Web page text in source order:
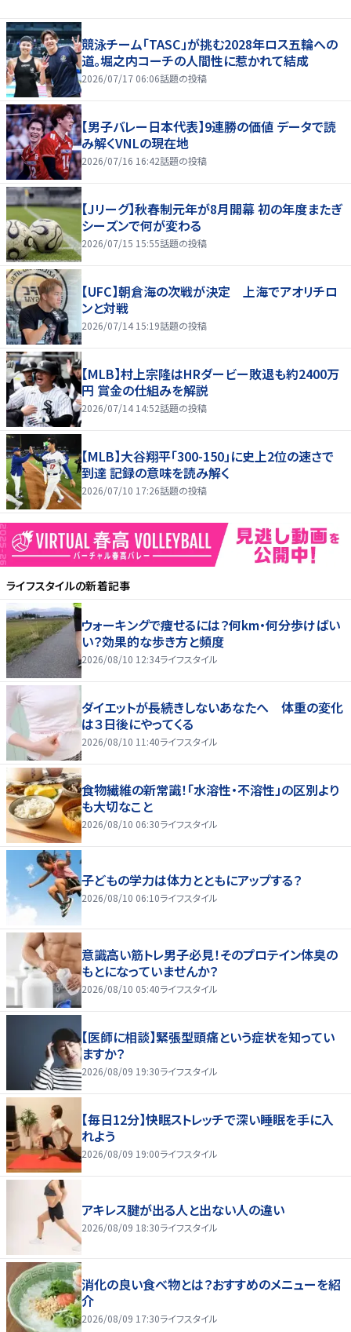
競泳チーム「TASC」が挑む2028年ロス五輪への
道。堀之内コーチの人間性に惹かれて結成
2026/07/17 06:06話題の投稿
【男子バレー日本代表】9連勝の価値 データで読
み解くVNLの現在地
2026/07/16 16:42話題の投稿
【Jリーグ】秋春制元年が8月開幕 初の年度またぎ
シーズンで何が変わる
2026/07/15 15:55話題の投稿
【UFC】朝倉海の次戦が決定 上海でアオリチロ
ンと対戦
2026/07/14 15:19話題の投稿
【MLB】村上宗隆はHRダービー敗退も約2400万
円 賞金の仕組みを解説
2026/07/14 14:52話題の投稿
【MLB】大谷翔平「300-150」に史上2位の速さで
到達 記録の意味を読み解く
2026/07/10 17:26話題の投稿
ライフスタイルの新着記事
ウォーキングで痩せるには？何km・何分歩けばい
い？効果的な歩き方と頻度
2026/08/10 12:34ライフスタイル
ダイエットが長続きしないあなたへ 体重の変化
は３日後にやってくる
2026/08/10 11:40ライフスタイル
食物繊維の新常識！「水溶性・不溶性」の区別より
も大切なこと
2026/08/10 06:30ライフスタイル
子どもの学力は体力とともにアップする？
2026/08/10 06:10ライフスタイル
意識高い筋トレ男子必見！そのプロテイン体臭の
もとになっていませんか？
2026/08/10 05:40ライフスタイル
【医師に相談】緊張型頭痛という症状を知ってい
ますか？
2026/08/09 19:30ライフスタイル
【毎日12分】快眠ストレッチで深い睡眠を手に入
れよう
2026/08/09 19:00ライフスタイル
アキレス腱が出る人と出ない人の違い
2026/08/09 18:30ライフスタイル
消化の良い食べ物とは？おすすめのメニューを紹
介
2026/08/09 17:30ライフスタイル